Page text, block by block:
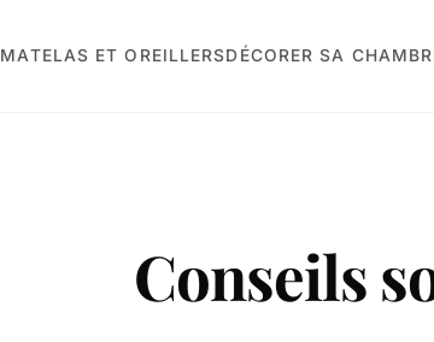
MATELAS ET OREILLERSDÉCORER SA
Conseils